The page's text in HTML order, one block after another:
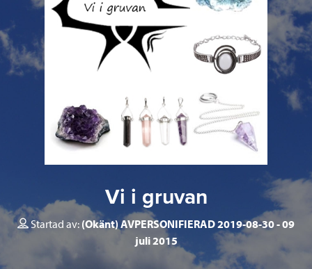
Vi i gruvan
Startad av: (Okänt) AVPERSONIFIERAD 2019-08-30 09
juli 2015